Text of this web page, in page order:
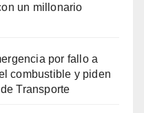
un millonario
por fallo a
combustible y piden
Transporte